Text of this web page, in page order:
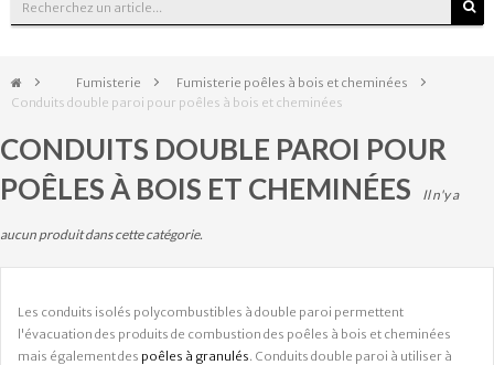
Suivez-nous sur :
&gt; Fumisterie > Fumisterie poêles à bois et cheminées
>
Conduits double paroi pour poêles à bois et cheminées
CONDUITS DOUBLE PAROI POUR
POÊLES À BOIS ET CHEMINÉES
Il n'y a
aucun produit dans cette catégorie.
Les conduits isolés polycombustibles à double paroi permettent
l'évacuation des produits de combustion des poêles à bois et cheminées
mais également des poêles à granulés. Conduits double paroi à utiliser à